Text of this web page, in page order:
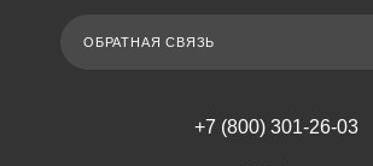
ОБРАТНАЯ СВЯЗЬ
+7 (800) 301-26-03